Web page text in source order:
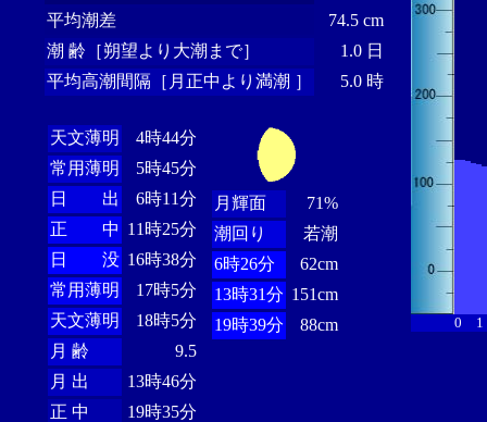
平均潮差
74.5 cm
潮 齢［朔望より大潮まで］
1.0 日
平均高潮間隔［月正中より満潮 ］
5.0 時
天文薄明
4時44分
常用薄明
5時45分
日 出
6時11分
正 中 11時25分
日 没 16時38分
常用薄明
17時5分
天文薄明
18時5分
月 齢
9.5
月 出
13時46分
正 中
19時35分
月輝面
71%
潮回り
若潮
6時26分
62cm
13時31分 151cm
19時39分
88cm 0 1